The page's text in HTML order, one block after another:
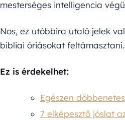
mesterséges intelligencia
Nos, ez utóbbira utaló jelek
bibliai óriásokat
Ez is érdekelhet:
Egészen
7 elképesztő jóslat